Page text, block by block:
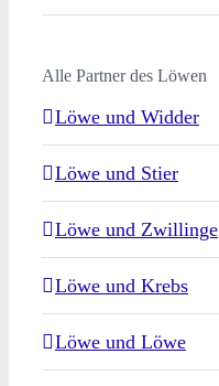
Alle Partner des Löwen
Löwe und Widder
Löwe und Stier
Löwe und Zwillinge
Löwe und Krebs
Löwe und Löwe